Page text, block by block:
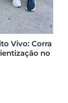
Vivo: Corra
no